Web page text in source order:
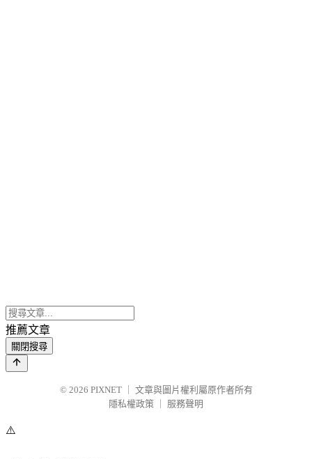
推薦文章
關閉搜尋
© 2026 PIXNET
文章與圖片權利屬原作者所有
隱私權政策
服務聲明
⚠️